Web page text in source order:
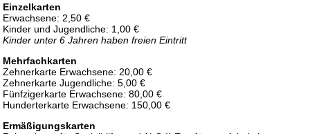
Einzelkarten
Erwachsene: 2,50 €
Kinder und Jugendliche: 1,00 €
Kinder unter 6 Jahren haben freien Eintritt
Mehrfachkarten
Zehnerkarte Erwachsene: 20,00 €
Zehnerkarte Jugendliche: 5,00 €
Fünfzigerkarte Erwachsene: 80,00 €
Hunderterkarte Erwachsene: 150,00 €
Ermäßigungskarten